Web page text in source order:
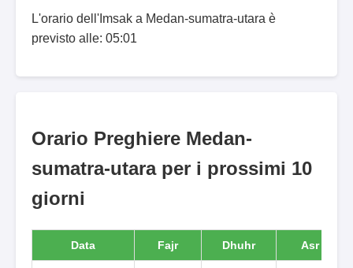
L'orario dell'Imsak a Medan-sumatra-utara è
previsto alle: 05:01
Orario Preghiere Medan-
sumatra-utara per i prossimi 10
giorni
Data Fajr Dhuhr Asr